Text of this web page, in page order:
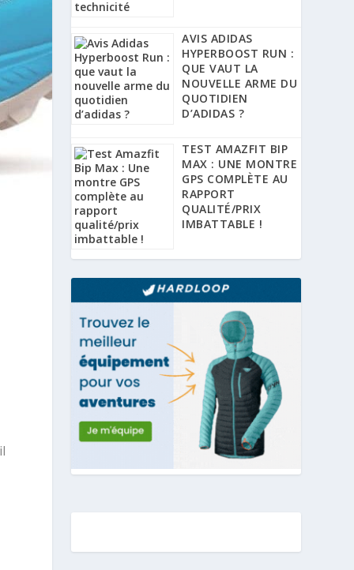
AVIS ADIDAS
HYPERBOOST RUN :
QUE VAUT LA
NOUVELLE ARME DU
QUOTIDIEN
D’ADIDAS ?
TEST AMAZFIT BIP
MAX : UNE MONTRE
GPS COMPLÈTE AU
RAPPORT
QUALITÉ/PRIX
IMBATTABLE !